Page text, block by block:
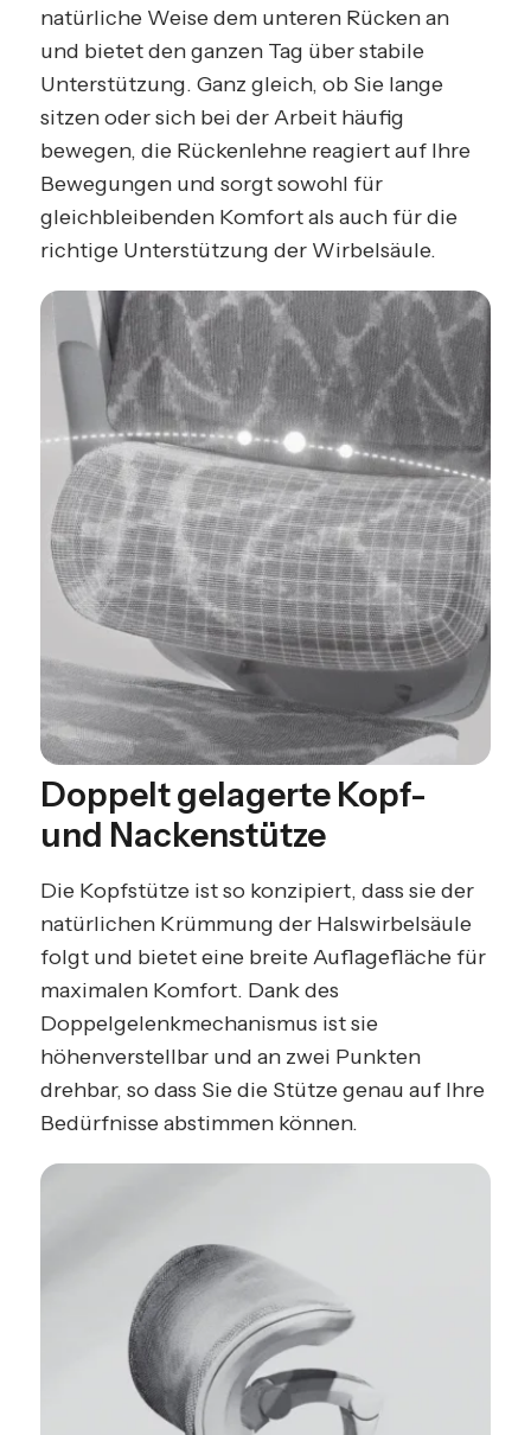
natürliche Weise dem unteren Rücken an
und bietet den ganzen Tag über stabile
Unterstützung. Ganz gleich, ob Sie lange
sitzen oder sich bei der Arbeit häufig
bewegen, die Rückenlehne reagiert auf Ihre
Bewegungen und sorgt sowohl für
gleichbleibenden Komfort als auch für die
richtige Unterstützung der Wirbelsäule.
Doppelt gelagerte Kopf-
und Nackenstütze
Die Kopfstütze ist so konzipiert, dass sie der
natürlichen Krümmung der Halswirbelsäule
folgt und bietet eine breite Auflagefläche für
maximalen Komfort. Dank des
Doppelgelenkmechanismus ist sie
höhenverstellbar und an zwei Punkten
drehbar, so dass Sie die Stütze genau auf Ihre
Bedürfnisse abstimmen können.